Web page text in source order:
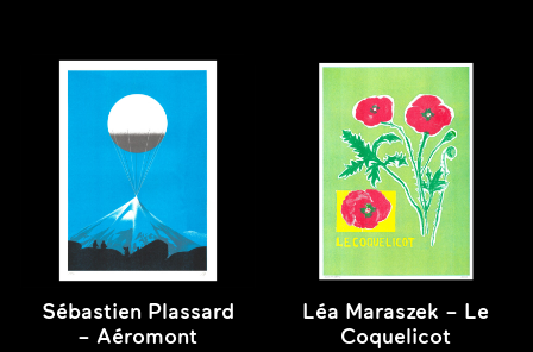
Sébastien Plassard
– Aéromont
Léa Maraszek – Le
Coquelicot